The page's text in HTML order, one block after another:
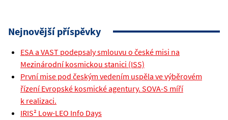
Nejnovější příspěvky
ESA a VAST podepsaly smlouvu o české misi na
Mezinárodní kosmickou stanici (ISS)
První mise pod českým vedením uspěla ve výběrovém
řízení Evropské kosmické agentury. SOVA-S míří
k realizaci.
IRIS² Low-LEO Info Days